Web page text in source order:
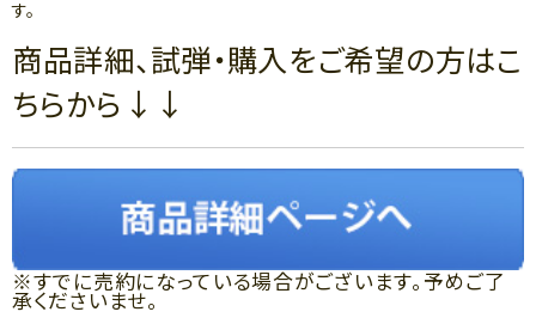
す。
商品詳細、試弾・購入をご希望の方はこ
ちらから↓↓
※すでに売約になっている場合がございます。予めご了
承くださいませ。